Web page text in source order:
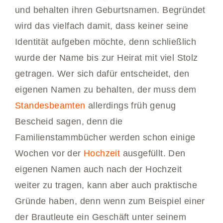
und behalten ihren Geburtsnamen. Begründet
wird das vielfach damit, dass keiner seine
Identität aufgeben möchte, denn schließlich
wurde der Name bis zur Heirat mit viel Stolz
getragen. Wer sich dafür entscheidet, den
eigenen Namen zu behalten, der muss dem
Standesbeamten allerdings früh genug
Bescheid sagen, denn die
Familienstammbücher werden schon einige
Wochen vor der Hochzeit ausgefüllt. Den
eigenen Namen auch nach der Hochzeit
weiter zu tragen, kann aber auch praktische
Gründe haben, denn wenn zum Beispiel einer
der Brautleute ein Geschäft unter seinem